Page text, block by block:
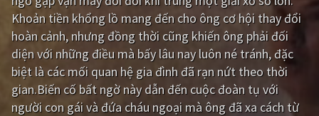
Phiêu lưu Hài hước
Viễn tưởng Khoa học - Tài liệu
Hoạt hình Thể thao
Tình cảm - Lãng mạn Kỳ ảo
Khoản tiền khổng lồ mang đến cho ông cơ hội thay đổi
hoàn cảnh, nhưng đồng thời cũng khiến ông phải đối
diện với những điều mà bấy lâu nay luôn né tránh, đặc
biệt là các mối quan hệ gia đình đã rạn nứt theo thời
gian.Biến cố bất ngờ này dẫn đến cuộc đoàn tụ với
người con gái và đứa cháu ngoại mà ông đã xa cách từ